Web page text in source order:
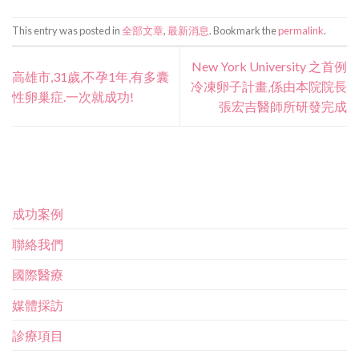
成功案例
聯絡我們
國際醫療
媒體採訪
診療項目
This entry was posted in全部文章,最新消息. Bookmark thepermalink.
高雄市,31歲,不孕1年,有多囊
性卵巢症.一次就成功!
New York University 之首例
冷凍卵子計畫,係由本院院長
張宏吉醫師所研發完成